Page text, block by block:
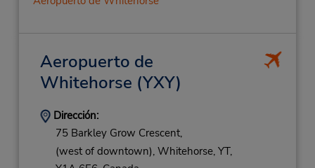
Aeropuerto de
Whitehorse (YXY)
Dirección:
75 Barkley Grow Crescent,
(west of downtown), Whitehorse, YT,